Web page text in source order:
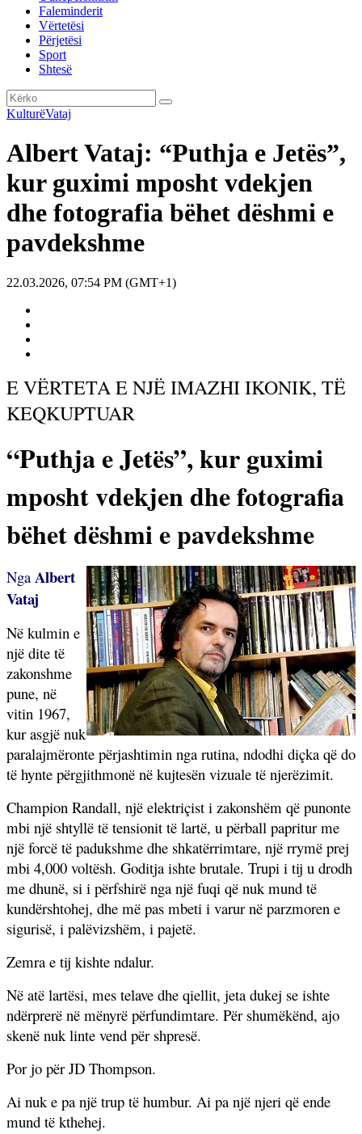
Faleminderit
Vërtetësi
Përjetësi
Sport
Shtesë
KulturëVataj
Albert Vataj: “Puthja e Jetës”,
kur guximi mposht vdekjen
dhe fotografia bëhet dëshmi e
pavdekshme
22.03.2026, 07:54 PM (GMT+1)
E VËRTETA E NJË IMAZHI IKONIK, TË
KEQKUPTUAR
“Puthja e Jetës”, kur guximi
mposht vdekjen dhe fotografia
bëhet dëshmi e pavdekshme
Nga Albert
Vataj
Në kulmin e
një dite të
zakonshme
pune, në
vitin 1967,
kur asgjë nuk
paralajmëronte përjashtimin nga rutina, ndodhi diçka që do
të hynte përgjithmonë në kujtesën vizuale të njerëzimit.
Champion Randall, një elektriçist i zakonshëm që punonte
mbi një shtyllë të tensionit të lartë, u përball papritur me
një forcë të padukshme dhe shkatërrimtare, një rrymë prej
mbi 4,000 voltësh. Goditja ishte brutale. Trupi i tij u drodh
me dhunë, si i përfshirë nga një fuqi që nuk mund të
kundërshtohej, dhe më pas mbeti i varur në parzmoren e
sigurisë, i palëvizshëm, i pajetë.
Zemra e tij kishte ndalur.
Në atë lartësi, mes telave dhe qiellit, jeta dukej se ishte
ndërprerë në mënyrë përfundimtare. Për shumëkënd, ajo
skenë nuk linte vend për shpresë.
Por jo për JD Thompson.
Ai nuk e pa një trup të humbur. Ai pa një njeri që ende
mund të kthehej.